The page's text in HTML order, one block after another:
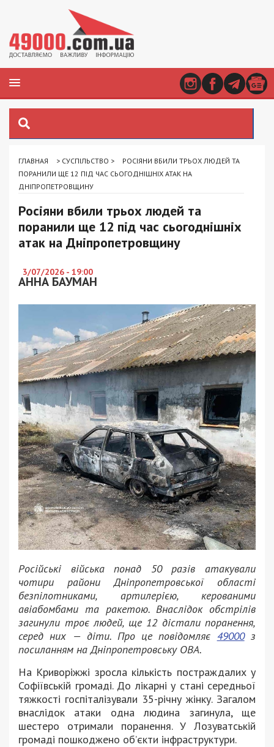
ГЛАВНАЯ > СУСПІЛЬСТВО >
РОСІЯНИ ВБИЛИ ТРЬОХ ЛЮДЕЙ ТА
ПОРАНИЛИ ЩЕ 12 ПІД ЧАС СЬОГОДНІШНІХ АТАК НА
ДНІПРОПЕТРОВЩИНУ
Росіяни вбили трьох людей та
поранили ще 12 під час сьогоднішніх
атак на Дніпропетровщину
3/07/2026 - 19:00
АННА БАУМАН
Російські війська понад 50 разів атакували
чотири райони Дніпропетровської області
безпілотниками, артилерією, керованими
авіабомбами та ракетою. Внаслідок обстрілів
загинули троє людей, ще 12 дістали поранення,
серед них — діти. Про це повідомляє 49000з
посиланням на Дніпропетровську ОВА.
На Криворіжжі зросла кількість постраждалих у
Софіївській громаді. До лікарні у стані середньої
тяжкості госпіталізували 35-річну жінку. Загалом
внаслідок атаки одна людина загинула, ще
шестеро отримали поранення. У Лозуватській
громаді пошкоджено об’єкти інфраструктури.